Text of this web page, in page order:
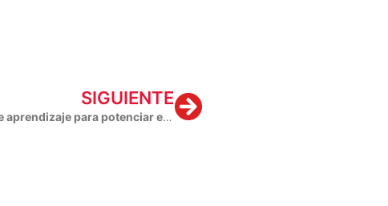
SIGUIENTE
Creando culturas de aprendizaje para potenciar el desarrollo organizacional
Next